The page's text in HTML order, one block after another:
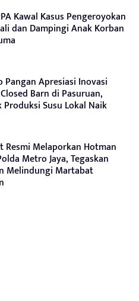
Kawal Kasus Pengeroyokan
dan Dampingi Anak Korban
Pangan Apresiasi Inovasi
Barn di Pasuruan,
Produksi Susu Lokal Naik
Resmi Melaporkan Hotman
Metro Jaya, Tegaskan
Melindungi Martabat